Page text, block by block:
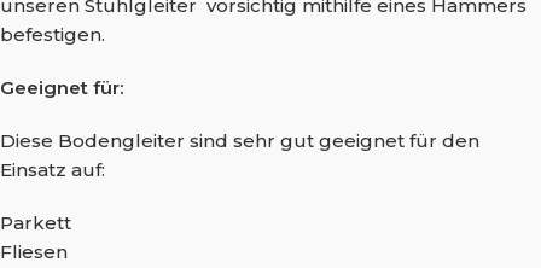
unseren Stuhlgleiter vorsichtig mithilfe eines Hammers
befestigen.
Geeignet für:
Diese Bodengleiter sind sehr gut geeignet für den
Einsatz auf:
Parkett
Fliesen